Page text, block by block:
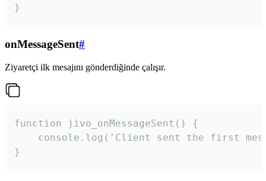
}
onMessageSent#
Ziyaretçi ilk mesajını gönderdiğinde çalışır.
function jivo_onMessageSent() {
console.log('Client sent the first
}